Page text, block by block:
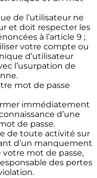
de l’utilisateur ne
et doit respecter les
à l’article 9 ;
votre compte ou
d’utilisateur
l’usurpation de
mot de passe
immédiatement
d’une
de passe.
de toute activité sur
d’un manquement
mot de passe,
des pertes